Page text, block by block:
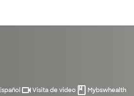
Visita de video Mybswhealth